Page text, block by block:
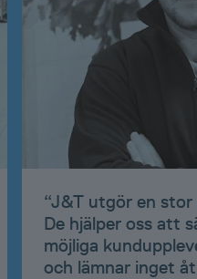
“J&T utgör en stor
De hjälper oss att
möjliga
och lämnar inget